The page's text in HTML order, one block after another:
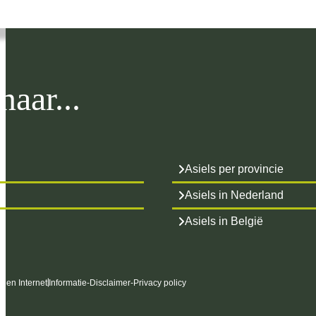
Asiels per provincie
Asiels in Nederland
Asiels in België
en Internet Informatie-Disclaimer-Privacy policy